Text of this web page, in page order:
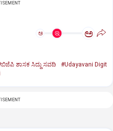
ಅ ಅ
ಶಾಸಕ ಸಿದ್ದು ಸವದಿ
#Udayavani Digit